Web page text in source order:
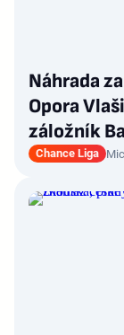
Náhrada
Opora
záložník
Chance Liga